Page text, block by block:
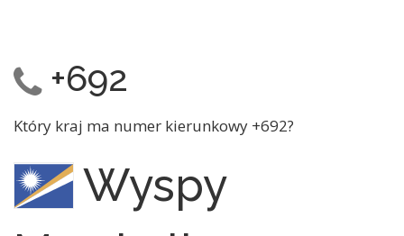
+692
Który kraj ma numer kierunkowy +692?
Wyspy